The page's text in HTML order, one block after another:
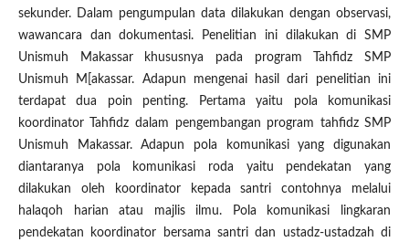
sekunder. Dalam pengumpulan data dilakukan dengan observasi,
wawancara dan dokumentasi. Penelitian ini dilakukan di SMP
Unismuh Makassar khususnya pada program Tahfidz SMP
Unismuh M[akassar. Adapun mengenai hasil dari penelitian ini
terdapat dua poin penting. Pertama yaitu pola komunikasi
koordinator Tahfidz dalam pengembangan program tahfidz SMP
Unismuh Makassar. Adapun pola komunikasi yang digunakan
diantaranya pola komunikasi roda yaitu pendekatan yang
dilakukan oleh koordinator kepada santri contohnya melalui
halaqoh harian atau majlis ilmu. Pola komunikasi lingkaran
pendekatan koordinator bersama santri dan ustadz-ustadzah di